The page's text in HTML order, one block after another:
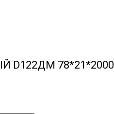
78*21*2000